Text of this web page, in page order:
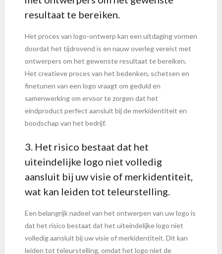
resultaat te bereiken.
Het proces van logo-ontwerp kan een uitdaging vormen
doordat het tijdrovend is en nauw overleg vereist met
ontwerpers om het gewenste resultaat te bereiken.
Het creatieve proces van het bedenken, schetsen en
finetunen van een logo vraagt om geduld en
samenwerking om ervoor te zorgen dat het
eindproduct perfect aansluit bij de merkidentiteit en
boodschap van het bedrijf.
3. Het risico bestaat dat het
uiteindelijke logo niet volledig
aansluit bij uw visie of merkidentiteit,
wat kan leiden tot teleurstelling.
Een belangrijk nadeel van het ontwerpen van uw logo is
dat het risico bestaat dat het uiteindelijke logo niet
volledig aansluit bij uw visie of merkidentiteit. Dit kan
leiden tot teleurstelling, omdat het logo niet de